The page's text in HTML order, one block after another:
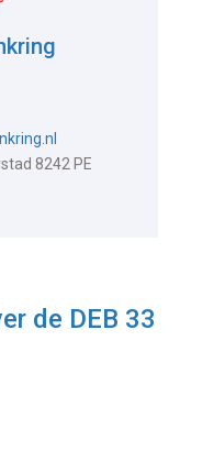
8242 PE
de DEB 33